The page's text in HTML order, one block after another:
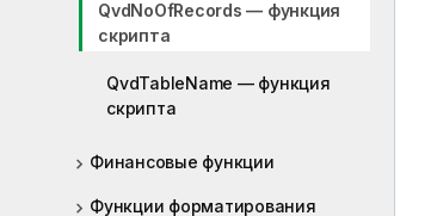
QvdNoOfRecords — функция
скрипта
QvdTableName — функция
скрипта
Финансовые функции
Функции форматирования